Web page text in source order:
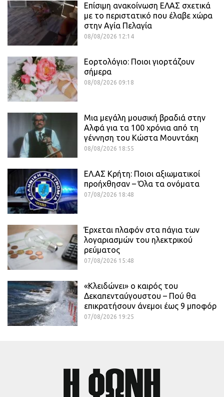
Επίσιμη ανακοίνωση ΕΛΑΣ σχετικά
με το περιστατικό που έλαβε χώρα
στην Αγία Πελαγία
08/08/2026 12:14
Εορτολόγιο: Ποιοι γιορτάζουν
σήμερα
08/08/2026 09:18
Μια μεγάλη μουσική βραδιά στην
Αλφά για τα 100 χρόνια από τη
γέννηση του Κώστα Μουντάκη
08/08/2026 18:55
ΕΛ.ΑΣ Κρήτη: Ποιοι αξιωματικοί
προήχθησαν – Όλα τα ονόματα
07/08/2026 18:48
Έρχεται πλαφόν στα πάγια των
λογαριασμών του ηλεκτρικού
ρεύματος
07/08/2026 15:48
«Κλειδώνει» ο καιρός του
Δεκαπενταύγουστου – Πού θα
επικρατήσουν άνεμοι έως 9 μποφόρ
07/08/2026 19:25